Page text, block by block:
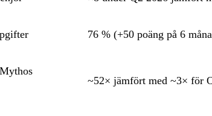
76 % (+50 poäng på 6
~52× jämfört med ~3× för